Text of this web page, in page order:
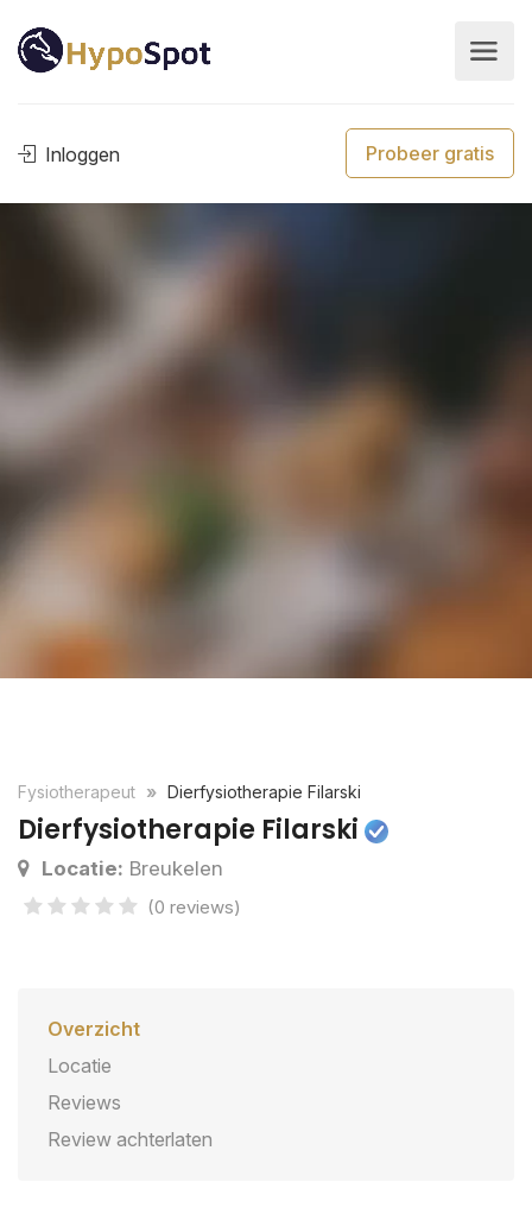
Inloggen Probeer gratis
Fysiotherapeut Dierfysiotherapie Filarski
Dierfysiotherapie Filarski
Locatie: Breukelen
(0 reviews)
Overzicht
Locatie
Reviews
Review achterlaten